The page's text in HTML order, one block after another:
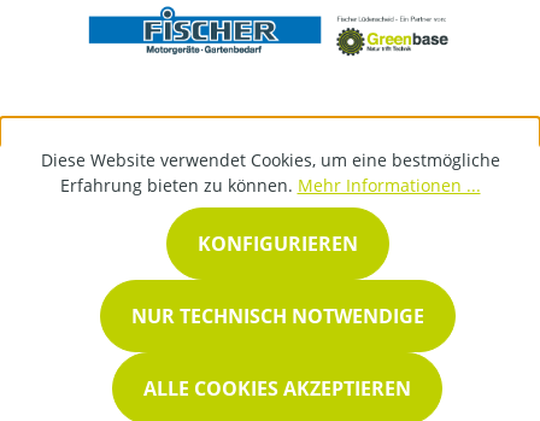
Diese Website verwendet Cookies, um eine bestmögliche
Erfahrung bieten zu können. Mehr Informationen ...
NUR TECHNISCH NOTWENDIGE
KONFIGURIEREN
ALLE COOKIES AKZEPTIEREN